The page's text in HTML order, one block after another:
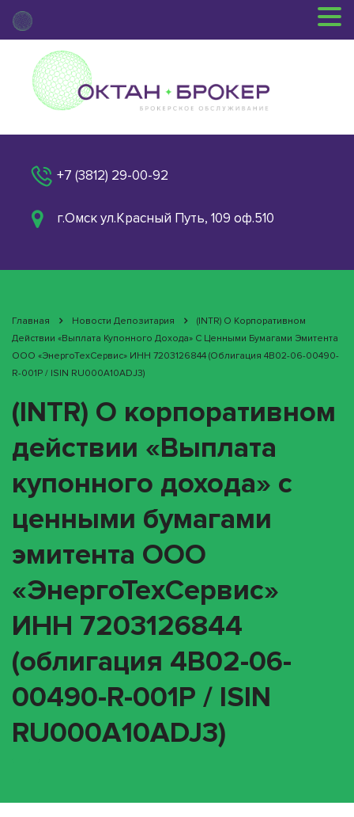
+7 (3812) 29-00-92
г.Омск ул.Красный Путь, 109 оф.510
Главная Новости Депозитария
(INTR) О Корпоративном
Действии «Выплата Купонного Дохода» С Ценными Бумагами Эмитента
ООО «ЭнергоТехСервис» ИНН 7203126844 (облигация 4B02-06-00490-
R-001P / ISIN RU000A10ADJ3)
(INTR) О корпоративном
действии «Выплата
купонного дохода» с
ценными бумагами
эмитента ООО
«ЭнергоТехСервис»
ИНН 7203126844
(облигация 4B02-06-
00490-R-001P / ISIN
RU000A10ADJ3)